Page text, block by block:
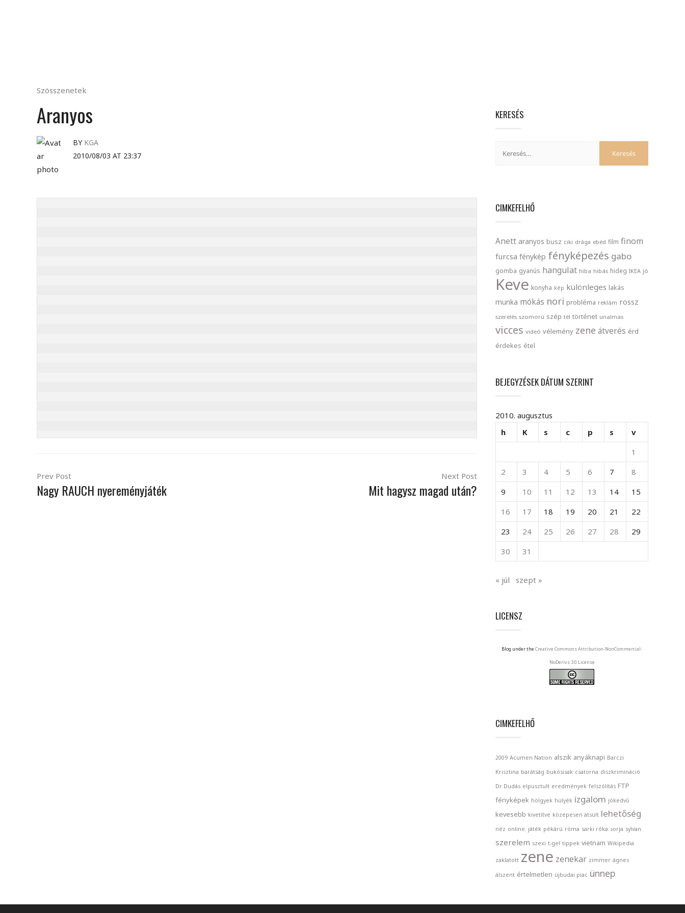
Szösszenetek
Aranyos
BY KGA
2010/08/03 AT 23:37
Prev Post
Nagy RAUCH nyereményjáték
Next Post
Mit hagysz magad után?
KERESÉS
CIMKEFELHŐ
Anett aranyos busz ciki drága ebéd film finom
furcsa fénykép fényképezés gabo
gomba gyanús hangulat hiba hibás hideg IKEA jó
Keve konyha kép különleges lakás
munka mókás nori probléma reklám rossz
szerelés szomorú szép tél történet unalmas
vicces videó vélemény zene átverés érd
érdekes étel
BEJEGYZÉSEK DÁTUM SZERINT
2010. augusztus
h
K s c p s
v
1
2
3 4 5 6 7
8
9
10 11 12 13 14
15
16
17 18 19 20 21
22
23
24 25 26 27 28
29
30
31
« júl szept »
LICENSZ
Blog under the Creative Commons Attribution-NonCommercial-
NoDerivs 3.0 License
CIMKEFELHŐ
2009 Acumen Nation alszik anyáknapi Barczi
Krisztina barátság bukósisak csatorna diszkrimináció
Dr Dudás elpusztult eredmények felszólítás FTP
fényképek hölgyek hülyék izgalom jókedvű
kevesebb kivetítve közepesen átsült lehetőség
néz online. játék pékárú róma sarki róka sorja sylvan
szerelem szexi t-gel tippek vietnam Wikipedia
zaklatott zene zenekar zimmer ágnes
álszent értelmetlen újbudai piac ünnep